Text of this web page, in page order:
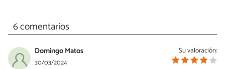
6 comentarios
Su valoración:
Domingo Matos
30/03/2024